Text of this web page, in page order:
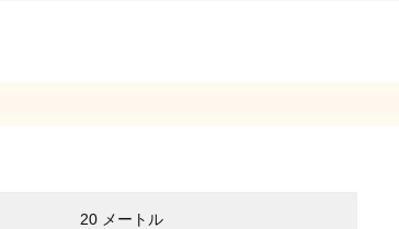
20 メートル